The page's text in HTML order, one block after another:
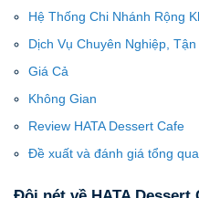
Hệ Thống Chi Nhánh Rộng
Dịch Vụ Chuyên Nghiệp, Tận
Giá Cả
Không Gian
Review HATA Dessert Cafe
Đề xuất và đánh giá tổng